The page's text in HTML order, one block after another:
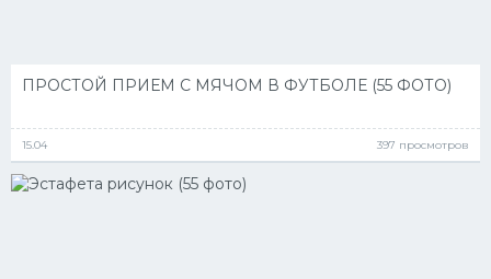
ПРОСТОЙ ПРИЕМ С МЯЧОМ В ФУТБОЛЕ (55 ФОТО)
15.04 397 просмотров